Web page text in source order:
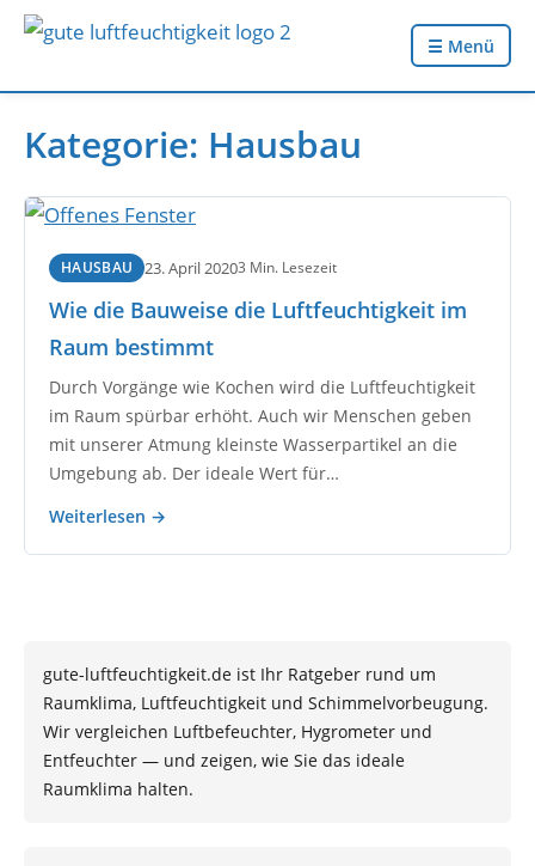
☰ Menü
Kategorie: Hausbau
HAUSBAU 23. April 20203 Min. Lesezeit
Wie die Bauweise die Luftfeuchtigkeit im
Raum bestimmt
Durch Vorgänge wie Kochen wird die Luftfeuchtigkeit
im Raum spürbar erhöht. Auch wir Menschen geben
mit unserer Atmung kleinste Wasserpartikel an die
Umgebung ab. Der ideale Wert für…
Weiterlesen →
gute-luftfeuchtigkeit.de ist Ihr Ratgeber rund um
Raumklima, Luftfeuchtigkeit und Schimmelvorbeugung.
Wir vergleichen Luftbefeuchter, Hygrometer und
Entfeuchter — und zeigen, wie Sie das ideale
Raumklima halten.